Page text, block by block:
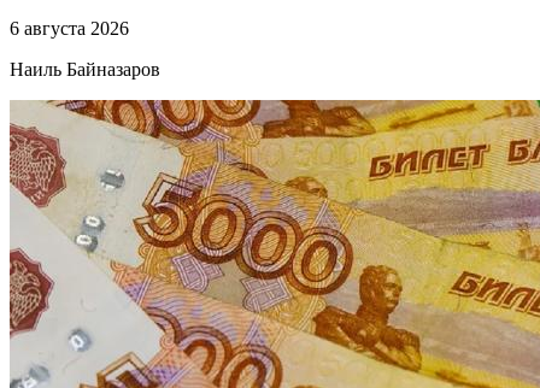
6 августа 2026
Наиль Байназаров